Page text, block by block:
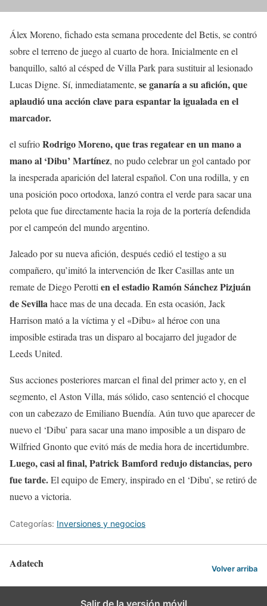
Álex Moreno, fichado esta semana procedente del Betis, se contró
sobre el terreno de juego al cuarto de hora. Inicialmente en el
banquillo, saltó al césped de Villa Park para sustituir al lesionado
Lucas Digne. Sí, inmediatamente, se ganaría a su afición, que
aplaudió una acción clave para espantar la igualada en el
marcador.
el sufrioRodrigo Moreno, que tras regatear en un mano a
mano al ‘Dibu’ Martínez, no pudo celebrar un gol cantado por
la inesperada aparición del lateral español. Con una rodilla, y en
una posición poco ortodoxa, lanzó contra el verde para sacar una
pelota que fue directamente hacia la roja de la portería defendida
por el campeón del mundo argentino.
Jaleado por su nueva afición, después cedió el testigo a su
compañero, qu’imitó la intervención de Iker Casillas ante un
remate de Diego Perotti en el estadio Ramón Sánchez Pizjuán
de Sevillahace mas de una decada. En esta ocasión, Jack
Harrison mató a la víctima y el «Dibu» al héroe con una
imposible estirada tras un disparo al bocajarro del jugador de
Leeds United.
Sus acciones posteriores marcan el final del primer acto y, en el
segmento, el Aston Villa, más sólido, caso sentenció el chocque
con un cabezazo de Emiliano Buendía. Aún tuvo que aparecer de
nuevo el ‘Dibu’ para sacar una mano imposible a un disparo de
Wilfried Gnonto que evitó más de media hora de incertidumbre.
Luego, casi al final, Patrick Bamford redujo distancias, pero
fue tarde.El equipo de Emery, inspirado en el ‘Dibu’, se retiró de
nuevo a victoria.
Categorías: Inversiones y negocios
Adatech Volver arriba
Salir de la versión móvil